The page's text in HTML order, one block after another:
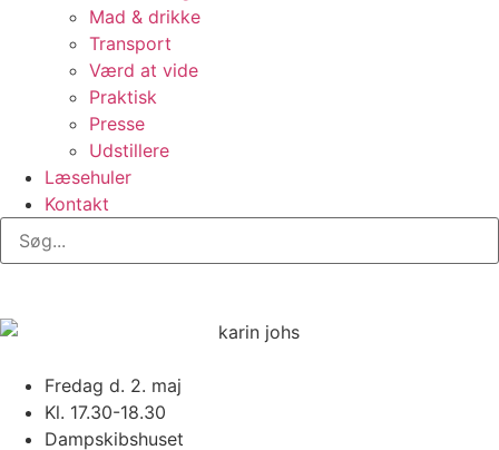
Mad & drikke
Transport
Værd at vide
Praktisk
Presse
Udstillere
Læsehuler
Kontakt
Fredag d. 2. maj
Kl. 17.30-18.30
Dampskibshuset